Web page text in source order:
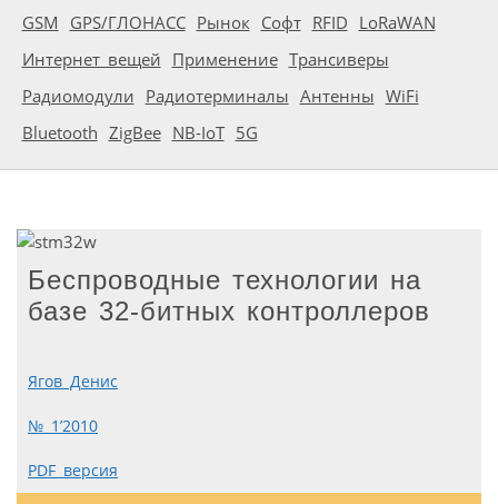
GSM GPS/ГЛОНАСС Рынок Софт RFID LoRaWAN
Интернет вещей Применение Трансиверы
Радиомодули Радиотерминалы Антенны WiFi
Bluetooth ZigBee NB-IoT 5G
Беспроводные технологии на
базе 32-битных контроллеров
Ягов Денис
№ 1’2010
PDF версия